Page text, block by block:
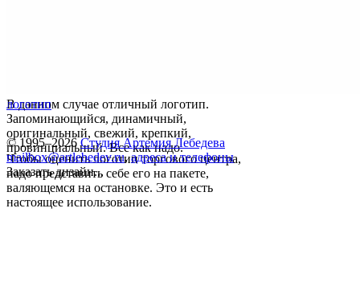
В данном случае отличный логотип.
Запоминающийся, динамичный,
оригинальный, свежий, крепкий,
провинциальный. Все как надо.
Чтобы оценить логотип торгового центра,
надо представить себе его на пакете,
валяющемся на остановке. Это и есть
настоящее использование.
логотип
© 1995–2026 Студия Артемия Лебедева
mailbox@artlebedev.ru, адреса и телефоны
Заказать дизайн...